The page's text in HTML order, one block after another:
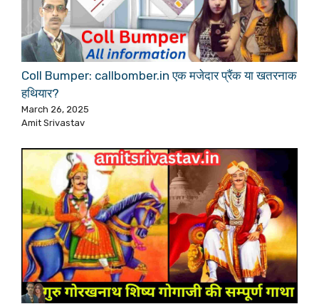
Coll Bumper: callbomber.in एक मजेदार प्रैंक या खतरनाक
हथियार?
March 26, 2025
Amit Srivastav